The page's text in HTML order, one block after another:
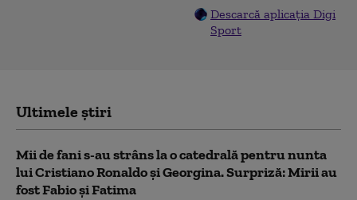
Descarcă aplicația Digi
Sport
Ultimele știri
Mii de fani s-au strâns la o catedrală pentru nunta
lui Cristiano Ronaldo şi Georgina. Surpriză: Mirii au
fost Fabio şi Fatima